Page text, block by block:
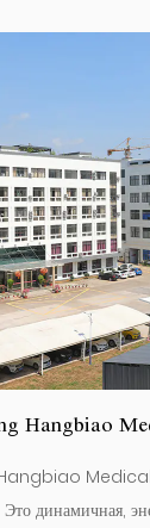
Hangbiao
динамичная,